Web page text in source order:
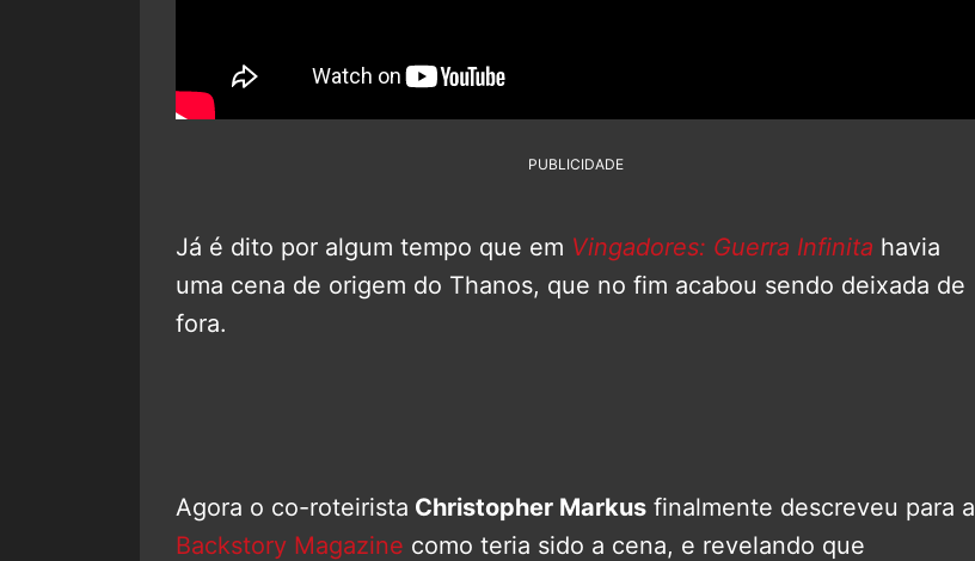
PUBLICIDADE
Já é dito por algum tempo que em Vingadores: Guerra Infinita havia
uma cena de origem do Thanos, que no fim acabou sendo deixada de
fora.
Agora o co-roteirista Christopher Markus finalmente descreveu para a
Backstory Magazine como teria sido a cena, e revelando que